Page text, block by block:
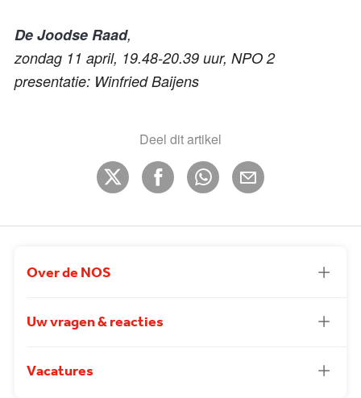
De Joodse Raad,
zondag 11 april, 19.48-20.39 uur, NPO 2
presentatie: Winfried Baijens
Deel dit artikel
Over de NOS
Uw vragen & reacties
Vacatures